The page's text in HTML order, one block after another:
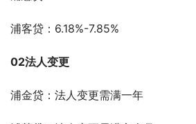
浦客贷：6.18%-7.85%
02法人变更
浦金贷：法人变更需满一年